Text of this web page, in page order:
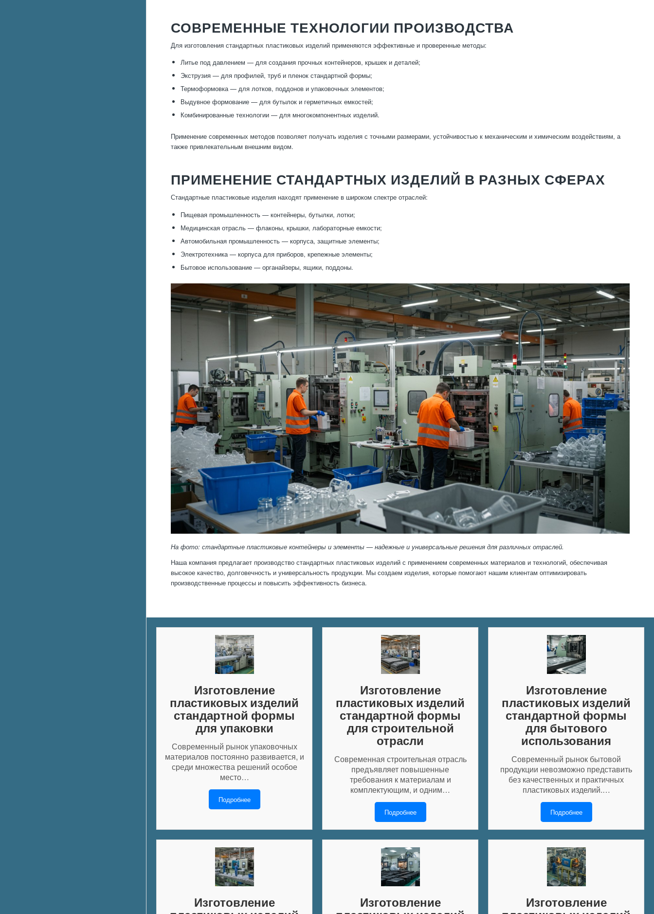
СОВРЕМЕННЫЕ ТЕХНОЛОГИИ ПРОИЗВОДСТВА
Для изготовления стандартных пластиковых изделий применяются эффективные и проверенные методы:
Литье под давлением — для создания прочных контейнеров, крышек и деталей;
Экструзия — для профилей, труб и пленок стандартной формы;
Термоформовка — для лотков, поддонов и упаковочных элементов;
Выдувное формование — для бутылок и герметичных емкостей;
Комбинированные технологии — для многокомпонентных изделий.
Применение современных методов позволяет получать изделия с точными размерами, устойчивостью к механическим и химическим воздействиям, а
также привлекательным внешним видом.
ПРИМЕНЕНИЕ СТАНДАРТНЫХ ИЗДЕЛИЙ В РАЗНЫХ СФЕРАХ
Стандартные пластиковые изделия находят применение в широком спектре отраслей:
Пищевая промышленность — контейнеры, бутылки, лотки;
Медицинская отрасль — флаконы, крышки, лабораторные емкости;
Автомобильная промышленность — корпуса, защитные элементы;
Электротехника — корпуса для приборов, крепежные элементы;
Бытовое использование — органайзеры, ящики, поддоны.
На фото: стандартные пластиковые контейнеры и элементы — надежные и универсальные решения для различных отраслей.
Наша компания предлагает производство стандартных пластиковых изделий с применением современных материалов и технологий, обеспечивая
высокое качество, долговечность и универсальность продукции. Мы создаем изделия, которые помогают нашим клиентам оптимизировать
производственные процессы и повысить эффективность бизнеса.
Изготовление
пластиковых изделий
стандартной формы
для упаковки
Современный рынок упаковочных
материалов постоянно развивается, и
среди множества решений особое
место…
Подробнее
Изготовление
пластиковых изделий
стандартной формы
для строительной
отрасли
Современная строительная отрасль
предъявляет повышенные
требования к материалам и
комплектующим, и одним…
Подробнее
Изготовление
пластиковых изделий
стандартной формы
для бытового
использования
Современный рынок бытовой
продукции невозможно представить
без качественных и практичных
пластиковых изделий.…
Подробнее
Изготовление
Изготовление
Изготовление